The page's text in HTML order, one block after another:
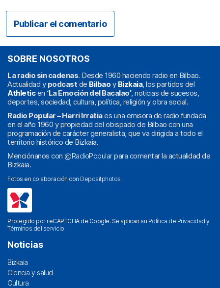
SOBRE NOSOTROS
La radio sin cadenas. Desde 1960 haciendo radio en Bilbao.
Actualidad y podcast de Bilbao y Bizkaia, los partidos del
Athleticen ‘La Emoción del Bacalao’, noticias de sucesos,
deportes, sociedad, cultura, política, religión y obra social.
Radio Popular – Herri Irratiaes una emisora de radio fundada
en el año 1960 y propiedad del obispado de Bilbao con una
programación de carácter generalista, que va dirigida a todo el
territorio histórico de Bizkaia.
Menciónanos con @RadioPopularpara comentar la actualidad de
Bizkaia.
Fotos en colaboración con Depositphotos
Protegido por reCAPTCHA de Google. Se aplican su Política de Privacidad y
Términos del servicio.
Noticias
Bizkaia
Ciencia y salud
Cultura